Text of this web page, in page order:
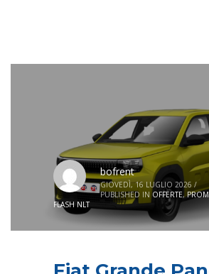
bofrent
GIOVEDÌ, 16 LUGLIO 2026 /
PUBLISHED IN OFFERTE,
FLASH NLT